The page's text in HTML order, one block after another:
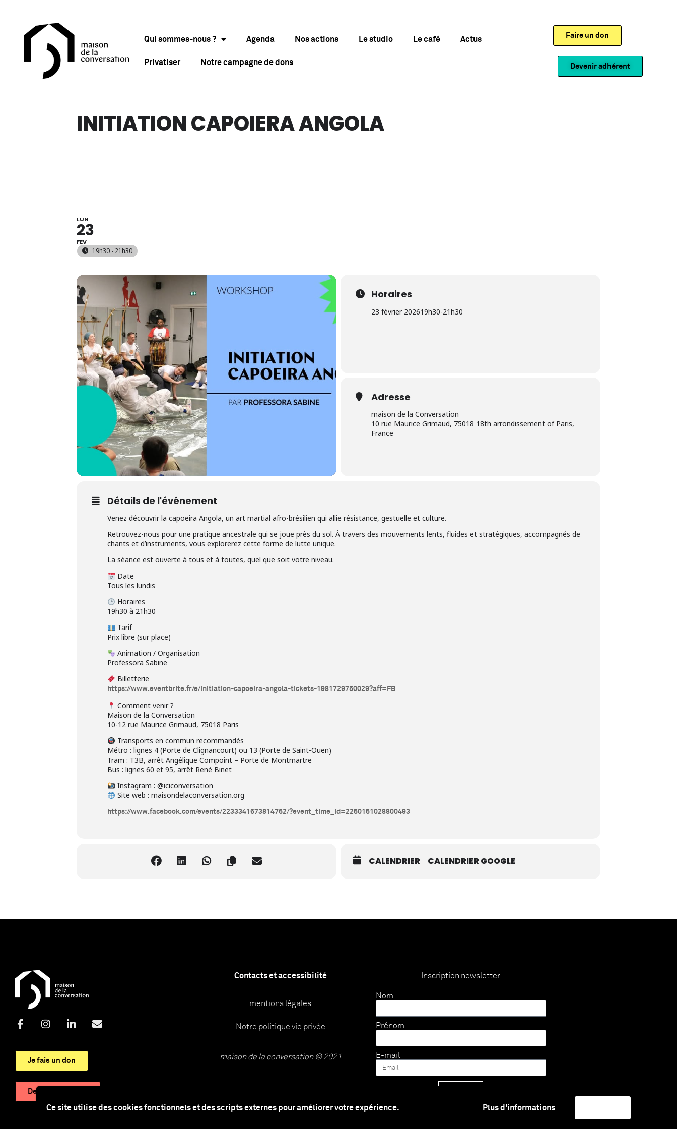
Ce site utilise des cookies fonctionnels et des scripts externes pour améliorer votre expérience. Plus d'informations
Qui sommes-nous ? Agenda Nos actions Le studio Le café Actus
Privatiser Notre campagne de dons
Faire un don
Devenir adhérent
INITIATION CAPOIERA ANGOLA
LUN
23
FEV
19h30 - 21h30
Horaires
23 février 202619h30-21h30
Adresse
maison de la Conversation
10 rue Maurice Grimaud, 75018 18th arrondissement of Paris,
France
Détails de l'événement
Venez découvrir la capoeira Angola, un art martial afro-brésilien qui allie résistance, gestuelle et culture.
Retrouvez-nous pour une pratique ancestrale qui se joue près du sol. À travers des mouvements lents, fluides et stratégiques, accompagnés de
chants et d’instruments, vous explorerez cette forme de lutte unique.
La séance est ouverte à tous et à toutes, quel que soit votre niveau.
Date
Tous les lundis
Horaires
19h30 à 21h30
Tarif
Prix libre (sur place)
Animation / Organisation
Professora Sabine
Billetterie
https://www.eventbrite.fr/e/initiation-capoeira-angola-tickets-1981729750029?aff=FB
Comment venir ?
Maison de la Conversation
10-12 rue Maurice Grimaud, 75018 Paris
Transports en commun recommandés
Métro : lignes 4 (Porte de Clignancourt) ou 13 (Porte de Saint-Ouen)
Tram : T3B, arrêt Angélique Compoint – Porte de Montmartre
Bus : lignes 60 et 95, arrêt René Binet
Instagram : @iciconversation
Site web : maisondelaconversation.org
https://www.facebook.com/events/2233341673814762/?event_time_id=2250151028800493
CALENDRIER CALENDRIER GOOGLE
Je fais un don
Devenir adhérent
Contacts et accessibilité
mentions légales
Notre politique vie privée
maison de la conversation © 2021
Inscription newsletter
Nom
Prénom
E-mail